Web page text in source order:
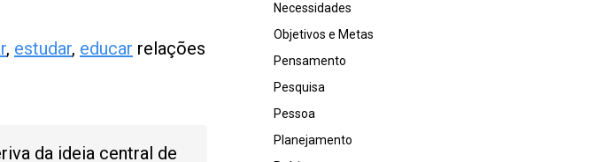
, estudar, educar relações
da ideia central de
Necessidades
Objetivos e Metas
Pensamento
Pesquisa
Pessoa
Planejamento